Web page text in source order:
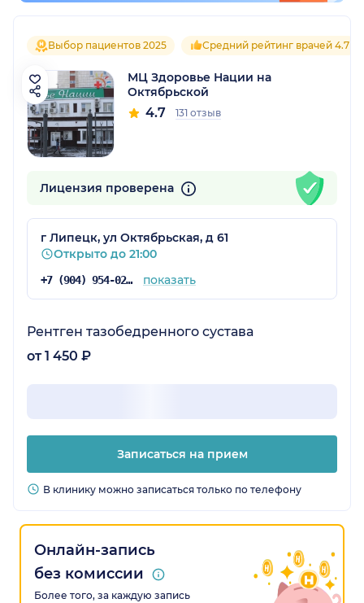
Выбор пациентов 2025 Средний рейтинг врачей 4.7
МЦ Здоровье Нации на
Октябрьской
4.7 131 отзыв
Лицензия проверена
г Липецк, ул Октябрьская, д 61
Открыто до 21:00
+7 (904) 954-02-49 показать
Рентген тазобедренного сустава
от 1 450 ₽
Записаться на прием
В клинику можно записаться только по телефону
Онлайн-запись
без комиссии
Более того, за каждую запись